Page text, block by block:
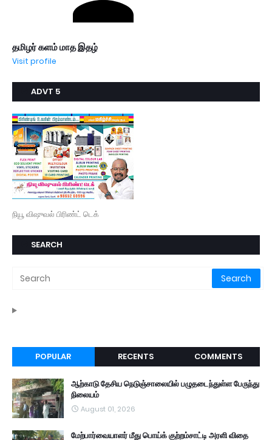
தமிழர் களம் மாத இதழ்
Visit profile
ADVT 5
நியூ விஷுவல் பிரிண்ட் டெக்
SEARCH
POPULAR RECENTS COMMENTS
ஆற்காடு தேசிய நெடுஞ்சாலையில் பழுதடைந்துள்ள பேருந்து
நிலையம்
August 01, 2026
மேற்பார்வையாளர் மீது பொய்க் குற்றம்சாட்டி அரளி விதை